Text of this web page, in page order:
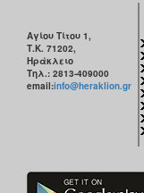
Αγίου Τίτου 1,
Τ.Κ. 71202,
Ηράκλειο
Τηλ.: 2813-409000
email:info@heraklion.gr